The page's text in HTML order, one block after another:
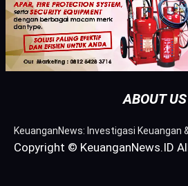
ABOUT US
KeuanganNews: Investigasi Keuangan
Copyright © KeuanganNews.ID